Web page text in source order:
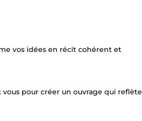
vos idées en récit cohérent et
pour créer un ouvrage qui reflète